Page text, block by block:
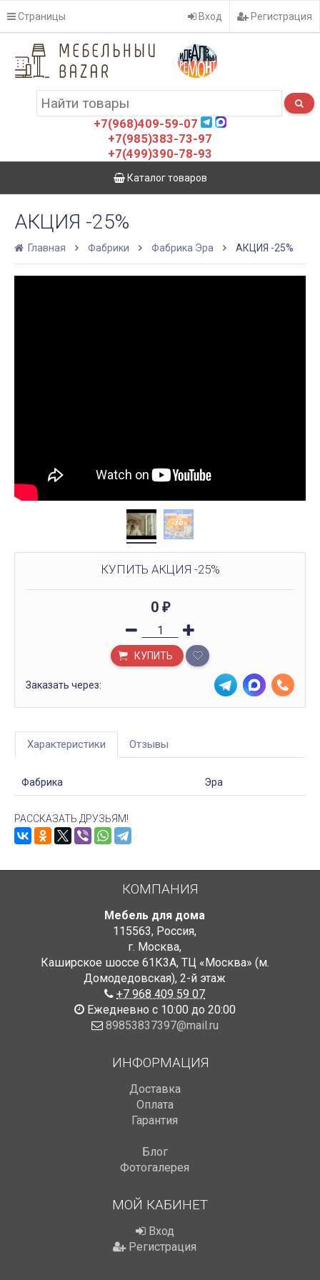
Страницы Вход Регистрация
+7(968)409-59-07
+7(985)383-73-97
+7(499)390-78-93
Каталог товаров
АКЦИЯ -25%
Главная Фабрики Фабрика Эра АКЦИЯ -25%
КУПИТЬ АКЦИЯ -25%
0 ₽
КУПИТЬ
Заказать через:
Характеристики Отзывы
Фабрика Эра
РАССКАЗАТЬ ДРУЗЬЯМ!
КОМПАНИЯ
Мебель для дома
115563, Россия,
г. Москва,
Каширское шоссе 61К3А, ТЦ «Москва» (м.
Домодедовская), 2-й этаж
+7 968 409 59 07
Ежедневно с 10:00 до 20:00
89853837397@mail.ru
ИНФОРМАЦИЯ
Доставка
Оплата
Гарантия
Блог
Фотогалерея
МОЙ КАБИНЕТ
Вход
Регистрация